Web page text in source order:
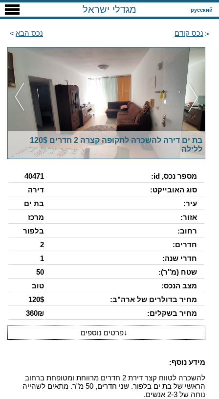
русский מגדלי ישראל
נכס קודם נכס הבא
בת ים דירה להשכרה לתקופה קצרה 2 חדרים 120$
ללילה
מספר נכס, id:
40471
סוג האובייקט:
דירה
עיר:
בת ים
אזור:
מרכז
רחוב:
בלפור
חדרים:
2
חדרי שנה:
1
שטח (מ"ר):
50
מצב הנכס:
טוב
מחיר בדולרים של ארה"ב:
120$
מחיר בשקלים:
360₪
↓פרטים נוספים
מידע נוסף:
להשכרה לטווח קצר דירת 2 חדרים מרווחת ומטופחת ברחוב
הראשי של בת ים בלפור. שני חדרים, 50 מ"ר. מתאים לשהייה
נוחה של 2-3 אנשים.